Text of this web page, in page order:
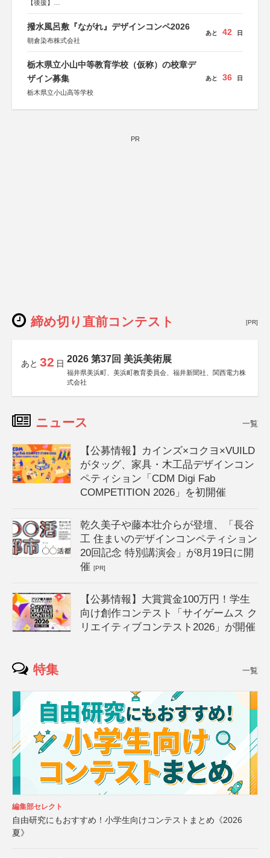
【後援】
撥水風呂敷『ながれ』デザインコンペ2026
朝倉染布株式会社
あと 42 日
栃木県立小山中等教育学校（仮称）の校章デ
ザイン募集
栃木県立小山高等学校
あと 36 日
PR
締め切り直前コンテスト [PR]
あと 32 日 2026 第37回 美浜美術展
福井県美浜町、美浜町教育委員会、福井新聞社、関西電力株
式会社
ニュース 一覧
【公募情報】カインズ×コクヨ×VUILD
がタッグ、家具・木工品デザインコン
ペティション「CDM Digi Fab
COMPETITION 2026」を初開催
乾久美子や藤本壮介らが登壇、「長谷
工 住まいのデザインコンペティション
20回記念 特別講演会」が8月19日に開
催[PR]
【公募情報】大賞賞金100万円！学生
向け創作コンテスト「サイゲームス ク
リエイティブコンテスト2026」が開催
特集 一覧
編集部セレクト
自由研究にもおすすめ！小学生向けコンテストまとめ《2026
夏》